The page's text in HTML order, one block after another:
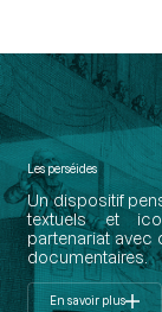
Les perséides
Un dispositif
textuels et
partenariat avec
documentaires.
En savoir plus